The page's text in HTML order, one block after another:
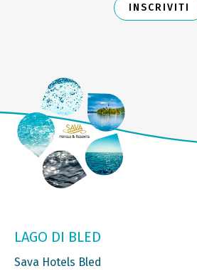
INSCRIVITI
LAGO DI BLED
Sava Hotels Bled